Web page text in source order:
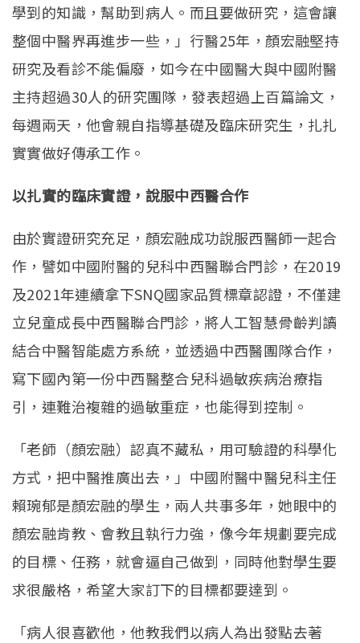
學到的知識，幫助到病人。而且要做研究，這會讓
整個中醫界再進步一些，」行醫25年，顏宏融堅持
研究及看診不能偏廢，如今在中國醫大與中國附醫
主持超過30人的研究團隊，發表超過上百篇論文，
每週兩天，他會親自指導基礎及臨床研究生，扎扎
實實做好傳承工作。
以扎實的臨床實證，說服中西醫合作
由於實證研究充足，顏宏融成功說服西醫師一起合
作，譬如中國附醫的兒科中西醫聯合門診，在2019
及2021年連續拿下SNQ國家品質標章認證，不僅建
立兒童成長中西醫聯合門診，將人工智慧骨齡判讀
結合中醫智能處方系統，並透過中西醫團隊合作，
寫下國內第一份中西醫整合兒科過敏疾病治療指
引，連難治複雜的過敏重症，也能得到控制。
「老師（顏宏融）認真不藏私，用可驗證的科學化
方式，把中醫推廣出去，」中國附醫中醫兒科主任
賴琬郁是顏宏融的學生，兩人共事多年，她眼中的
顏宏融肯教、會教且執行力強，像今年規劃要完成
的目標、任務，就會逼自己做到，同時他對學生要
求很嚴格，希望大家訂下的目標都要達到。
「病人很喜歡他，他教我們以病人為出發點去著